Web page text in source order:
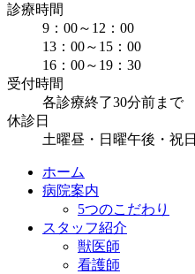
診療時間
9：00～12：00
13：00～15：00
16：00～19：30
受付時間
各診療終了30分前まで
休診日
土曜昼・日曜午後・祝日
ホーム
病院案内
5つのこだわり
スタッフ紹介
獣医師
看護師